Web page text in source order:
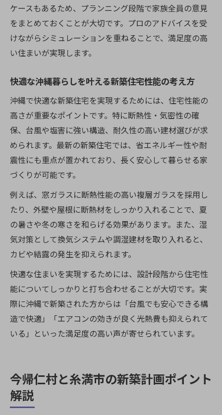
ケースもあるため、プランニング段階で家族全員の意見
をまとめておくことが大切です。プロのアドバイスを受
けながらシミュレーションを重ねることで、満足度の高
い住まいが実現します。
快適な沖縄暮らしを叶える新築住宅性能の考え方
沖縄で快適な新築住宅を実現するためには、住宅性能の
高さが重要なポイントです。特に断熱性・気密性の確
保、台風や塩害に強い構造、耐久性の高い建材選びが求
められます。最新の新築住宅では、省エネルギー性や耐
震性にも重点が置かれており、長く安心して暮らせる家
づくりが可能です。
例えば、窓ガラスに断熱性能の高い複層ガラスを採用し
たり、外壁や屋根に断熱材をしっかり入れることで、夏
の暑さや冬の寒さを和らげる効果があります。また、湿
気対策として換気システムや調湿建材を取り入れると、
カビや結露の発生を抑えられます。
快適な住まいを実現するためには、設計段階から住宅性
能についてしっかりと打ち合わせることが大切です。実
際に沖縄で新築された方からは「台風でも安心できる構
造で快適」「エアコンの効きが良く光熱費も抑えられて
いる」といった満足度の高い声が寄せられています。
今帰仁村と糸満市の新築計画ポイント
解説